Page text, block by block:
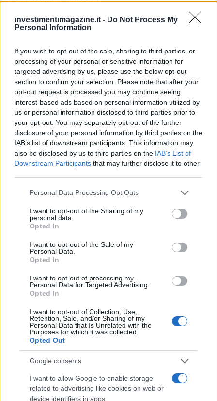
investimentimagazine.it - Do Not Process My
Personal Information
If you wish to opt-out of the sale, sharing to third parties, or
processing of your personal or sensitive information for
targeted advertising by us, please use the below opt-out
section to confirm your selection. Please note that after your
opt-out request is processed you may continue seeing
interest-based ads based on personal information utilized by
us or personal information disclosed to third parties prior to
your opt-out. You may separately opt-out of the further
disclosure of your personal information by third parties on the
IAB’s list of downstream participants. This information may
also be disclosed by us to third parties on the IAB’s List of
Downstream Participants that may further disclose it to other
Please note that this website/app uses one or more Google
not limited to your visit or usage behaviour. You may click to
grant or deny consent to Google and its third-party tags to
use your data for below specified purposes in below Google
consent section.
Personal Data Processing Opt Outs
I want to opt-out of the Sharing of my
personal data.
Opted In
I want to opt-out of the Sale of my
Personal Data.
Opted In
I want to opt-out of processing my
Personal Data for Targeted Advertising.
Opted In
I want to opt-out of Collection, Use,
Retention, Sale, and/or Sharing of my
Personal Data that Is Unrelated with the
Purposes for which it was collected.
Opted Out
Google consents
I want to allow Google to enable storage
related to advertising like cookies on web or
device identifiers in apps.
NEWS
Petrolio in calo, Brent a 88.9 USD dopo un ribasso del 8.3%
Andrea Innocenti · 7 Ago 2026
NEWS
Petrolio in calo: Brent a 88.9 dollari, ribassi diffusi tra le
materie prime